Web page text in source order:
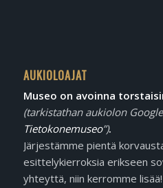
AUKIOLOAJAT
Museo on avoinna
(tarkistathan aukiolon
Tietokonemuseo”).
Järjestämme pientä
esittelykierroksia erikseen
yhteyttä, niin kerromme lisää!